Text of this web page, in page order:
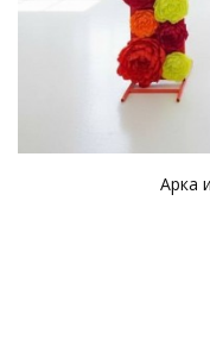
Арка